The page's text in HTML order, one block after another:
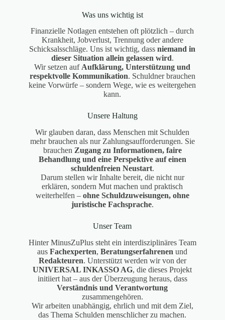
Was uns wichtig ist
Finanzielle Notlagen entstehen oft plötzlich – durch
Krankheit, Jobverlust, Trennung oder andere
Schicksalsschläge. Uns ist wichtig, dassniemand in
dieser Situation allein gelassen wird.
Wir setzen aufAufklärung, Unterstützung und
respektvolle Kommunikation. Schuldner brauchen
keine Vorwürfe – sondern Wege, wie es weitergehen
kann.
Unsere Haltung
Wir glauben daran, dass Menschen mit Schulden
mehr brauchen als nur Zahlungsaufforderungen. Sie
brauchen Zugang zu Informationen, faire
Behandlung und eine Perspektive auf einen
schuldenfreien Neustart.
Darum stellen wir Inhalte bereit, die nicht nur
erklären, sondern Mut machen und praktisch
weiterhelfen – ohne Schuldzuweisungen, ohne
juristische Fachsprache.
Unser Team
Hinter MinusZuPlus steht ein interdisziplinäres Team
ausFachexperten,Beratungserfahrenen und
Redakteuren. Unterstützt werden wir von der
UNIVERSAL INKASSO AG, die dieses Projekt
initiiert hat – aus der Überzeugung heraus, dass
Verständnis und Verantwortung
zusammengehören.
Wir arbeiten unabhängig, ehrlich und mit dem Ziel,
das Thema Schulden menschlicher zu machen.